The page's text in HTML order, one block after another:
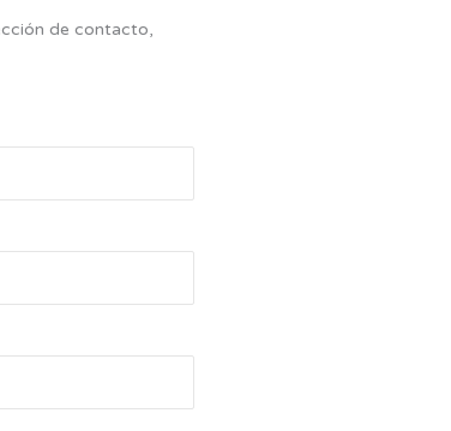
de contacto,